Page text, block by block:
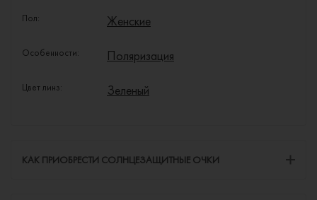
Пол: Женские
Особенности: Поляризация
Цвет линз: Зеленый
КАК ПРИОБРЕСТИ СОЛНЦЕЗАЩИТНЫЕ ОЧКИ